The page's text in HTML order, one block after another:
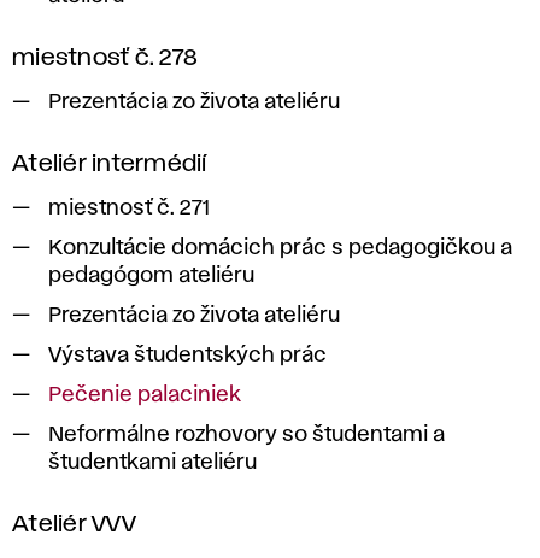
miestnosť č. 278
Prezentácia zo života ateliéru
Ateliér intermédií
miestnosť č. 271
Konzultácie domácich prác s pedagogičkou a
pedagógom ateliéru
Prezentácia zo života ateliéru
Výstava študentských prác
Pečenie palaciniek
Neformálne rozhovory so študentami a
študentkami ateliéru
Ateliér VVV